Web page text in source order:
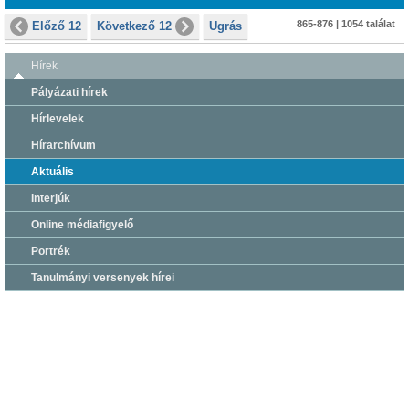
Előző 12 Következő 12 Ugrás 865-876 | 1054 találat
Hírek
Pályázati hírek
Hírlevelek
Hírarchívum
Aktuális
Interjúk
Online médiafigyelő
Portrék
Tanulmányi versenyek hírei